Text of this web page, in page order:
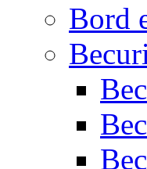
Bord
Becuri